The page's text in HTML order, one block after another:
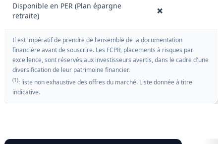
Disponible en PER (Plan épargne
retraite)
❌
Il est impératif de prendre de l'ensemble de la documentation
financière avant de souscrire. Les FCPR, placements à risques par
excellence, sont réservés aux investisseurs avertis, dans le cadre d'une
diversification de leur patrimoine financier.
(1): liste non exhaustive des offres du marché. Liste donnée à titre
indicative.